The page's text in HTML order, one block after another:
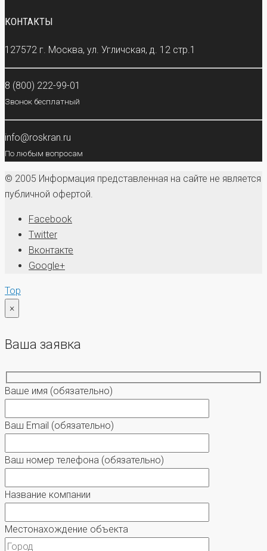
КОНТАКТЫ
127572 г. Москва, ул. Угличская, д. 12 стр.1
8 (800) 222-99-01
Звонок бесплатный
info@roskran.ru
По любым вопросам
© 2005 Информация представленная на сайте не является
публичной офертой.
Facebook
Twitter
Вконтакте
Google+
Top
×
Ваша заявка
Ваше имя (обязательно)
Ваш Email (обязательно)
Ваш номер телефона (обязательно)
Название компании
Местонахождение объекта